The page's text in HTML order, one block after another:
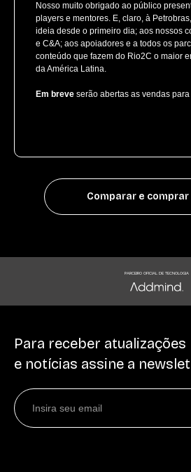
Nosso muito obrigado ao público
players e mentores. E, claro, à
ideia desde o primeiro dia; aos nossos
e C&A; aos apoiadores e a todos os
conteúdo que fazem do Rio2C o maior
da América Latina.
Em breve serão abertas as vendas
Comparar e
PARCEIRO OFICIAL DE TECNOLOGIA
Para receber atualizações
e notícias assine a